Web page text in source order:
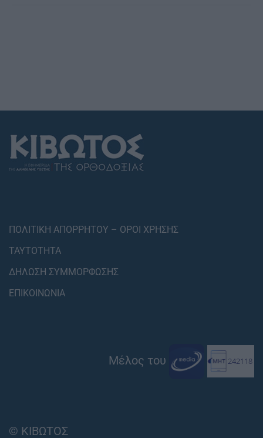
ΠΟΛΙΤΙΚΗ ΑΠΟΡΡΗΤΟΥ – ΟΡΟΙ ΧΡΗΣΗΣ
ΤΑΥΤΟΤΗΤΑ
ΔΗΛΩΣΗ ΣΥΜΜΟΡΦΩΣΗΣ
ΕΠΙΚΟΙΝΩΝΙΑ
Μέλος του
© ΚΙΒΩΤΟΣ